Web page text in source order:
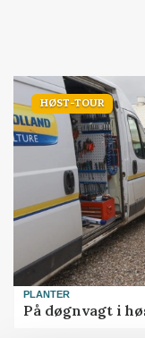
HØST-TOUR
PLANTER
På døgnvagt i